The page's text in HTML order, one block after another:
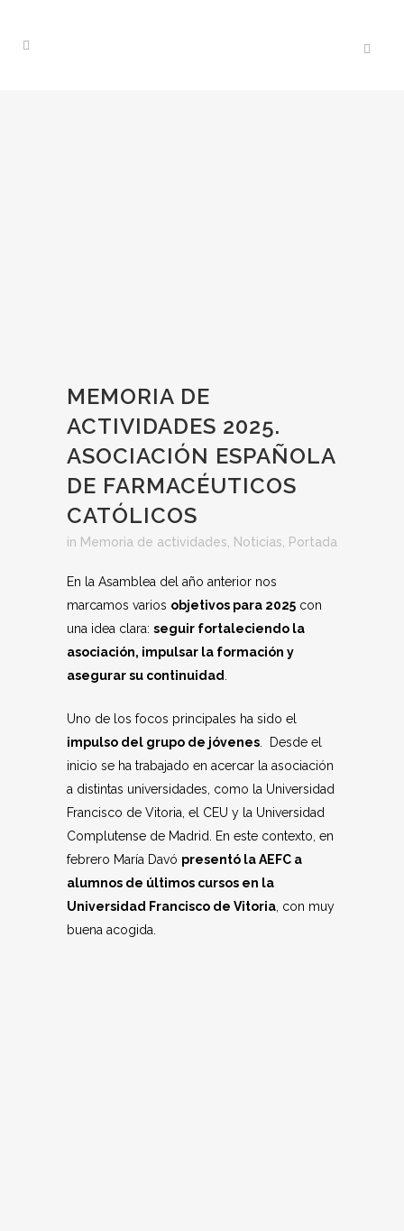
MEMORIA DE
ACTIVIDADES 2025.
ASOCIACIÓN ESPAÑOLA
DE FARMACÉUTICOS
CATÓLICOS
in Memoria de actividades Noticias Portada
En la Asamblea del año anterior nos
marcamos varios objetivos para 2025 con
una idea clara: seguir fortaleciendo la
asociación, impulsar la formación y
asegurar su continuidad
Uno de los focos principales ha sido el
impulso del grupo de jóvenes . Desde el
inicio se ha trabajado en acercar la asociación
a distintas universidades, como la Universidad
Francisco de Vitoria, el CEU y la Universidad
Complutense de Madrid. En este contexto, en
febrero María Davó presentó la AEFC a
alumnos de últimos cursos en la
Universidad Francisco de Vitoria , con muy
buena acogida.